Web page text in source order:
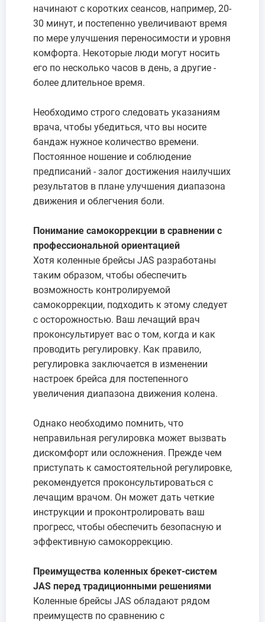
начинают с коротких сеансов, например, 20-
30 минут, и постепенно увеличивают время
по мере улучшения переносимости и уровня
комфорта. Некоторые люди могут носить
его по несколько часов в день, а другие -
более длительное время.
Необходимо строго следовать указаниям
врача, чтобы убедиться, что вы носите
бандаж нужное количество времени.
Постоянное ношение и соблюдение
предписаний - залог достижения наилучших
результатов в плане улучшения диапазона
движения и облегчения боли.
Понимание самокоррекции в сравнении с
профессиональной ориентацией
Хотя коленные брейсы JAS разработаны
таким образом, чтобы обеспечить
возможность контролируемой
самокоррекции, подходить к этому следует
с осторожностью. Ваш лечащий врач
проконсультирует вас о том, когда и как
проводить регулировку. Как правило,
регулировка заключается в изменении
настроек брейса для постепенного
увеличения диапазона движения колена.
Однако необходимо помнить, что
неправильная регулировка может вызвать
дискомфорт или осложнения. Прежде чем
приступать к самостоятельной регулировке,
рекомендуется проконсультироваться с
лечащим врачом. Он может дать четкие
инструкции и проконтролировать ваш
прогресс, чтобы обеспечить безопасную и
эффективную самокоррекцию.
Преимущества коленных брекет-систем
JAS перед традиционными решениями
Коленные брейсы JAS обладают рядом
преимуществ по сравнению с